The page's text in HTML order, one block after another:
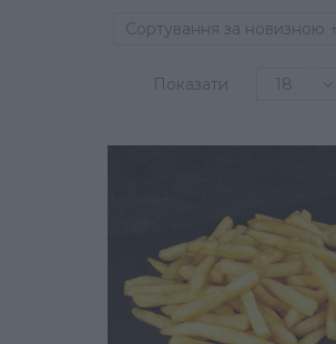
Сортування за новизною ↑
Показати 18